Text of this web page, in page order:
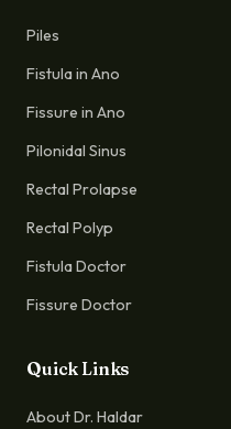
Piles
Fistula in Ano
Fissure in Ano
Pilonidal Sinus
Rectal Prolapse
Rectal Polyp
Fistula Doctor
Fissure Doctor
Quick Links
About Dr. Haldar